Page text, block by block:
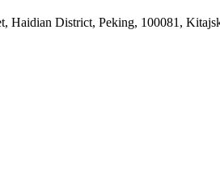
Haidian District, Peking, 100081,